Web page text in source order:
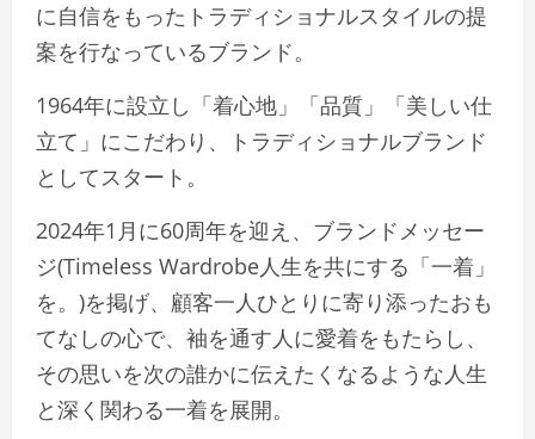
に自信をもったトラディショナルスタイルの提
案を行なっているブランド。
1964年に設立し「着心地」「品質」「美しい仕
立て」にこだわり、トラディショナルブランド
としてスタート。
2024年1月に60周年を迎え、ブランドメッセー
ジ(Timeless Wardrobe人生を共にする「一着」
を。)を掲げ、顧客一人ひとりに寄り添ったおも
てなしの心で、袖を通す人に愛着をもたらし、
その思いを次の誰かに伝えたくなるような人生
と深く関わる一着を展開。